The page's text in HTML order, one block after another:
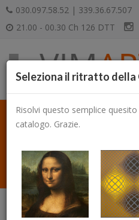
030.097.58.52 | 339.36.67.507
21.00 - 00.30 Ch 126 DTT
Seleziona il ritratto della
Risolvi questo semplice
catalogo. Grazie.